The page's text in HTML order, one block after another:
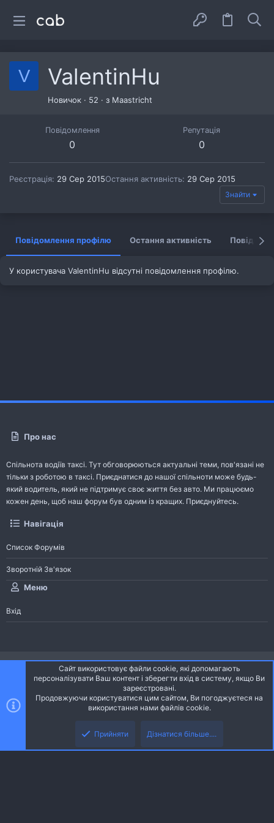
V ValentinHu
Новичок · 52 · з Maastricht
Повідомлення
0
Репутація
0
Реєстрація 29 Сер 2015Остання активність 29 Сер 2015
Знайти
Повідомлення профілю Остання активність
У користувача ValentinHu відсутні повідомлення профілю.
Про нас
Спільнота водіїв таксі. Тут обговорюються актуальні теми, пов'язані не
тільки з роботою в таксі. Приєднатися до нашої спільноти може будь-
який водитель, який не підтримує своє життя без авто. Ми працюємо
кожен день, щоб наш форум був одним із кращих. Приєднуйтесь.
Навігація
Список Форумів
Зворотній Зв'язок
Меню
Вхід
Ніч
Українська (UA)
S
Community platform by XenForo® © 2010-2026 XenForo Ltd.
Community platform by XenForo © 2010-2022 XenForo Ltd. | dev: Pages
Сайт використовує файли cookie, які допомагають
персоналізувати Ваш контент і зберегти вхід в систему, якщо Ви
зареєстровані.
Продовжуючи користуватися цим сайтом, Ви погоджуєтеся на
використання нами файлів cookie.
Прийняти Дізнатися більше....